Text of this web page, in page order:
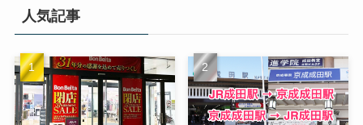
人気記事